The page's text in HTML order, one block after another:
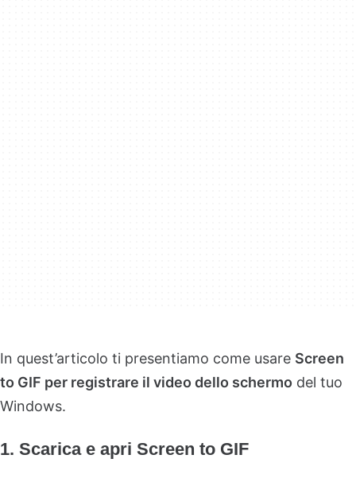
In quest’articolo ti presentiamo come usare Screen
to GIF per registrare il video dello schermo del tuo
Windows.
1. Scarica e apri Screen to GIF